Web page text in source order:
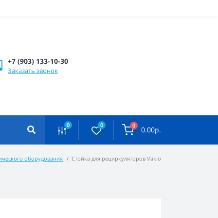
+7 (903) 133-10-30
Заказать звонок
0 0 0 0.00р.
оборудования Стойка для рециркуляторов Vakio